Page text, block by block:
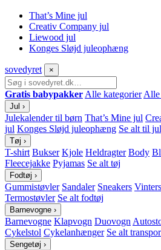
That’s Mine jul
Creativ Company jul
Liewood jul
Konges Sløjd juleophæng
sovedyret ×
Gratis babypakker Alle kategorier
Jul ›
Julekalender til børn That’s Mine jul
jul Konges Sløjd juleophæng Se alt til jul
Tøj ›
T-shirt Bukser Kjole Heldragter Body
Fleecejakke Pyjamas Se alt tøj
Fodtøj ›
Gummistøvler Sandaler Sneakers
Termostøvler Se alt fodtøj
Barnevogne ›
Barnevogne Klapvogn Duovogn
Cykelstol Cykelanhænger Se alt
Sengetøj ›